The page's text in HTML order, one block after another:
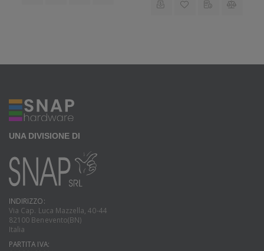
UNA DIVISIONE DI
INDIRIZZO:
Via Cap. Luca Mazzella, 40-44
82100 Benevento(BN)
Italia
PARTITA IVA: